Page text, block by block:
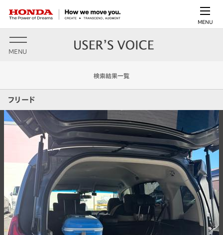
MENU
MENU
検索結果一覧
フリード